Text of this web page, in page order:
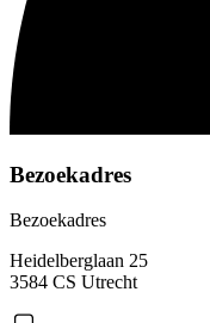
Bezoekadres
Bezoekadres
Heidelberglaan 25
3584 CS Utrecht